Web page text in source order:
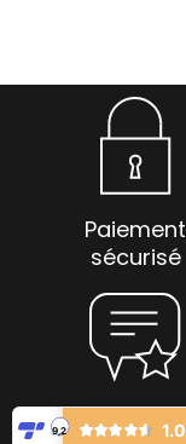
Paiement
sécurisé